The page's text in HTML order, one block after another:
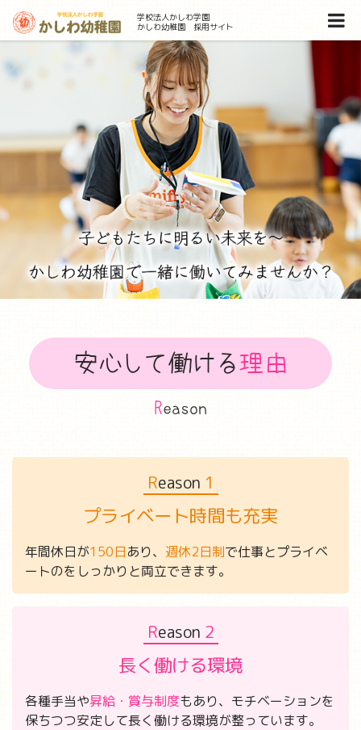
学校法人かしわ学園
かしわ幼稚園 採用サイト
安心して働ける理由
Reason
Reason 1
プライベート時間も充実
年間休日が150日あり、 週休2日制で仕事とプライベ
ートのをしっかりと両立できます。
Reason 2
長く働ける環境
各種手当や昇給・賞与制度もあり、モチベーションを
保ちつつ安定して長く働ける環境が整っています。